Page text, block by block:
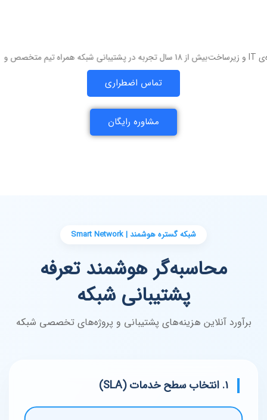
بیش از 18 سال تجربه در پشتیبانی شبکه همراه تیم متخصص و متعهد در حوزه‌ی IT و زیرساخت
تماس اضطراری
مشاوره رایگان
شبکه گستره هوشمند | Smart Network
محاسبه‌گر هوشمند تعرفه
پشتیبانی شبکه
برآورد آنلاین هزینه‌های پشتیبانی و پروژه‌های تخصصی شبکه
۱. انتخاب سطح خدمات (SLA)